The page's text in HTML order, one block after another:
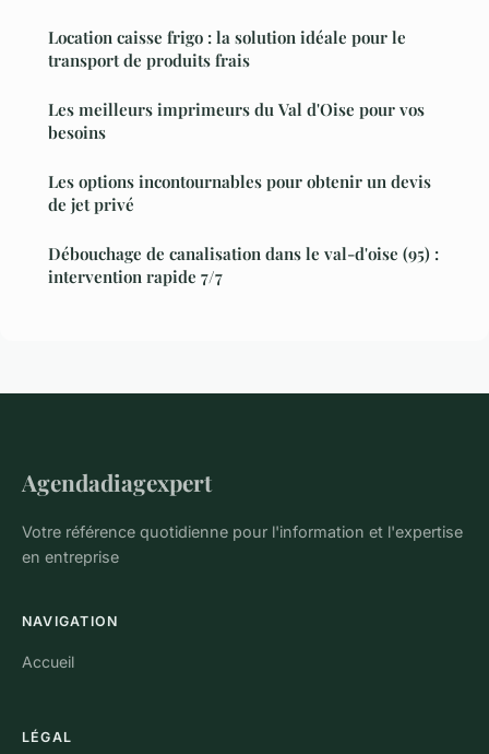
Location caisse frigo : la solution idéale pour le
transport de produits frais
Les meilleurs imprimeurs du Val d'Oise pour vos
besoins
Les options incontournables pour obtenir un devis
de jet privé
Débouchage de canalisation dans le val-d'oise (95) :
intervention rapide 7/7
Agendadiagexpert
Votre référence quotidienne pour l'information et l'expertise
en entreprise
NAVIGATION
Accueil
LÉGAL